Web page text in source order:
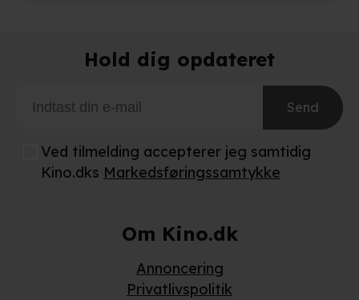
adresse. IP-adressen kan blive delt med vores
Hold dig opdateret
Send
Ved tilmelding accepterer jeg samtidig
Kino.dks Markedsføringssamtykke
Om Kino.dk
Annoncering
Privatlivspolitik